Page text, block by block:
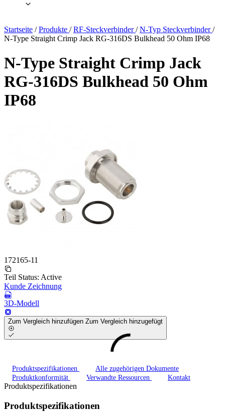
Startseite / Produkte / RF-Steckverbinder/ N-Typ Steckverbinder/
N-Type Straight Crimp Jack RG-316DS Bulkhead 50 Ohm IP68
N-Type Straight Crimp Jack
RG-316DS Bulkhead 50 Ohm
IP68
172165-11
Teil Status: Active
Kunde Zeichnung
3D-Modell
Zum Vergleich hinzufügen Zum Vergleich hinzugefügt
Produktspezifikationen
Alle zugehörigen Dokumente
Produktkonformität
Verwandte Ressourcen Kontakt
Produktspezifikationen
Produktspezifikationen